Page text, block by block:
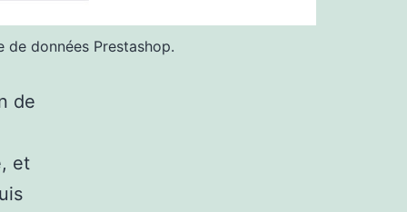
de données Prestashop.
de
et